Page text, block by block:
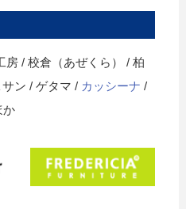
房 / 校倉（あぜくら） / 柏
ン / ゲタマ / カッシーナ /
か